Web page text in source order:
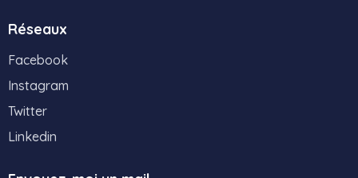
Réseaux
Facebook
Instagram
Twitter
Linkedin